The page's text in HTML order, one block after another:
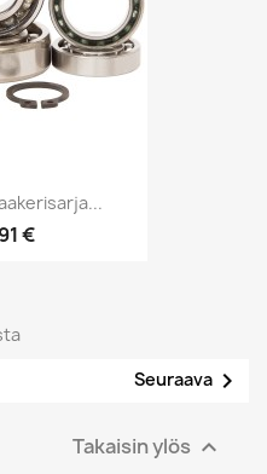
€
Seuraava 
Takaisin ylös 